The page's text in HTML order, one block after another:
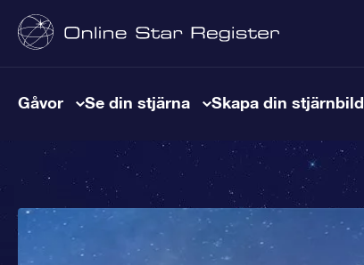
Gåvor Se din stjärna Skapa din stjärnbild